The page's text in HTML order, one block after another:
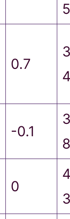
0.7
-0.1
0